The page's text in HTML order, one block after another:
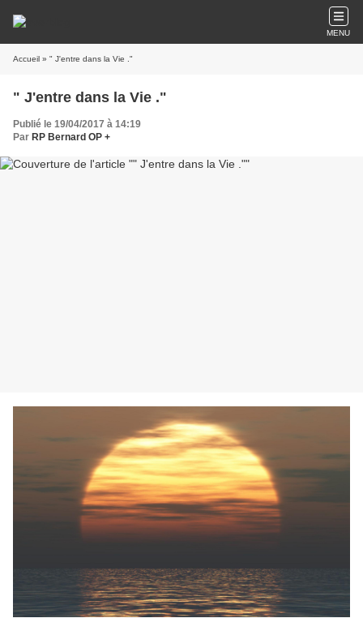
MENU
Accueil » " J'entre dans la Vie ."
" J'entre dans la Vie ."
Publié le 19/04/2017 à 14:19
Par RP Bernard OP +